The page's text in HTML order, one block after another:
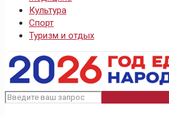
Культура
Спорт
Туризм и отдых